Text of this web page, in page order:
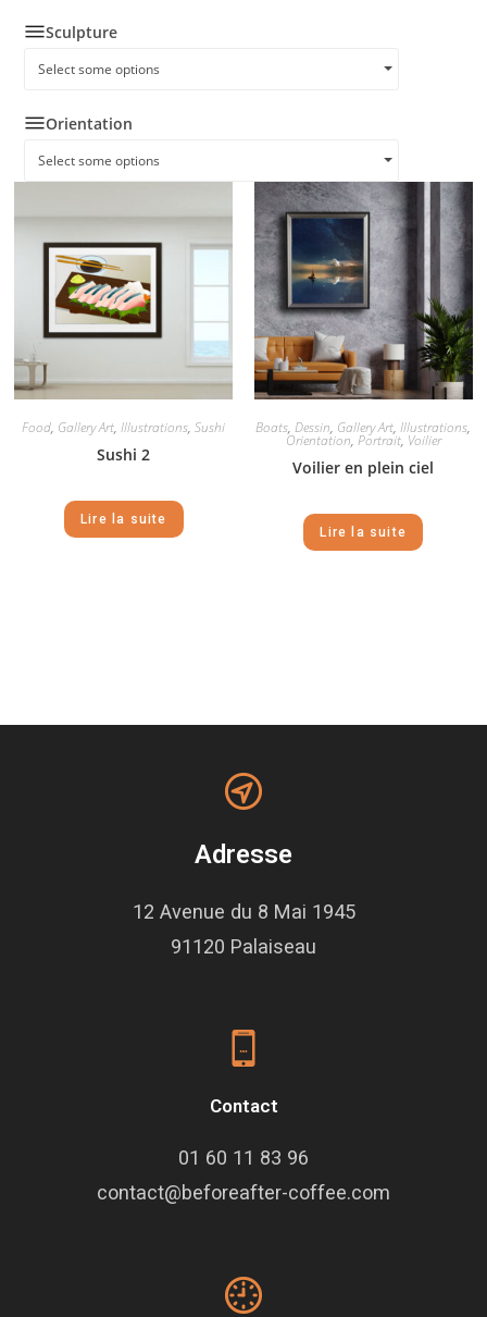
Sculpture
Select some options
Orientation
Select some options
Food, Gallery Art,Illustrations,Sushi
Sushi 2
Lire la suite
Boats,Dessin, Gallery Art,Illustrations,
Orientation, Portrait, Voilier
Voilier en plein ciel
Lire la suite
Adresse
12 Avenue du 8 Mai 1945
91120 Palaiseau
Contact
01 60 11 83 96
contact@beforeafter-coffee.com